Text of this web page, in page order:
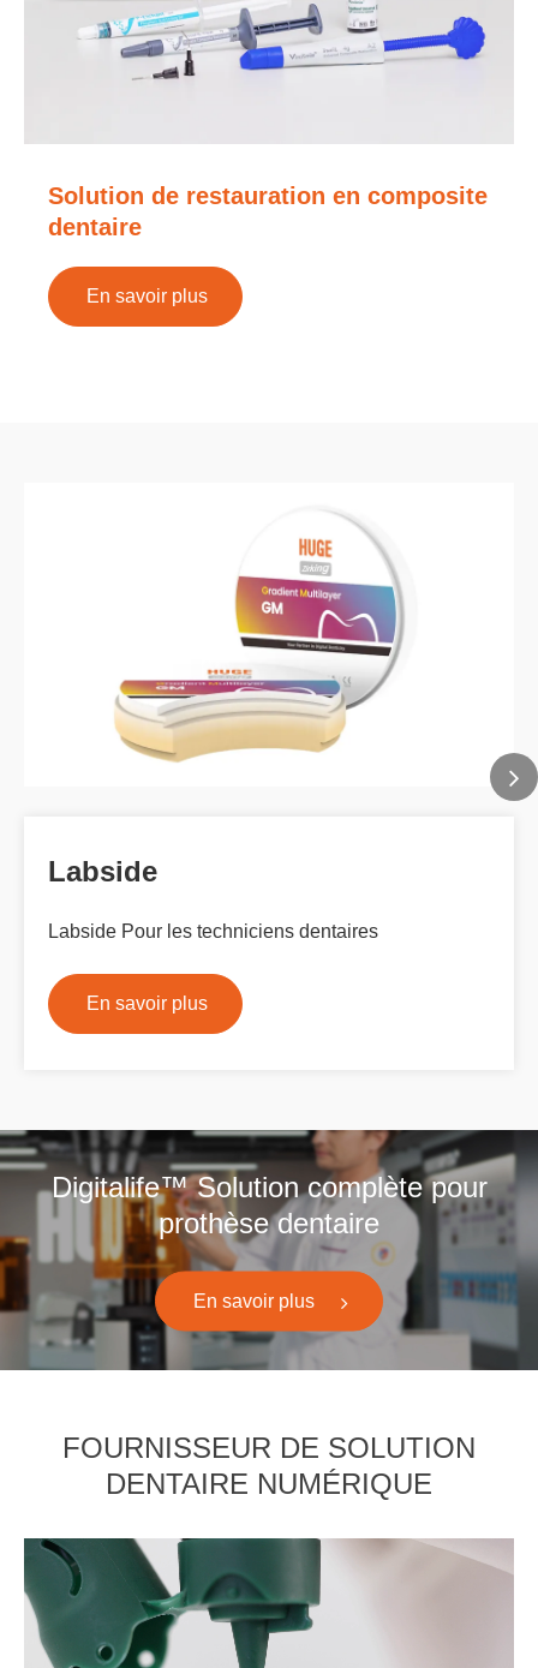
Solution de restauration en composite
dentaire
En savoir plus
Labside
Labside Pour les techniciens dentaires
En savoir plus
Digitalife™ Solution complète pour
prothèse dentaire
En savoir plus
FOURNISSEUR DE SOLUTION
DENTAIRE NUMÉRIQUE